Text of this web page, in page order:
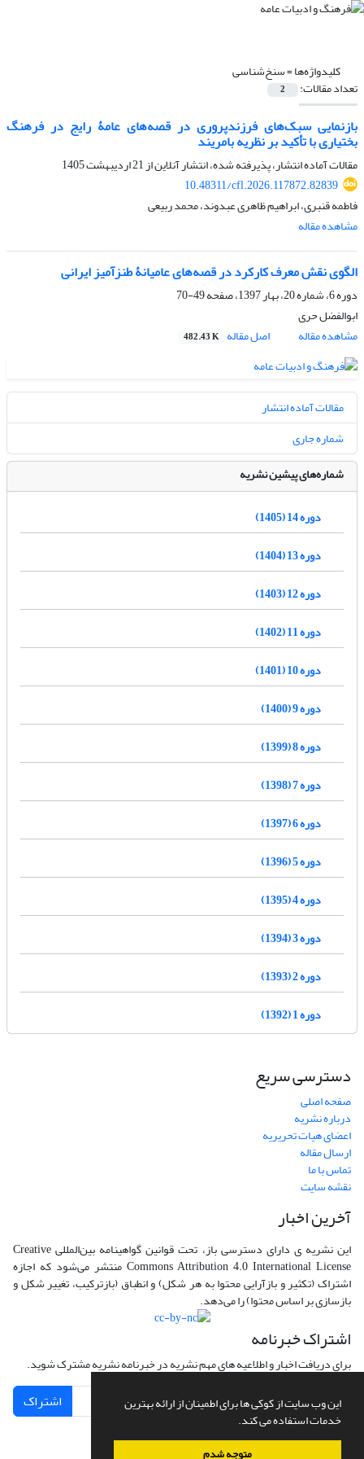
این وب سایت از کوکی ها برای اطمینان از ارائه بهترین
خدمات استفاده می کند.
متوجه شدم
کلیدواژه‌ها =سنخ‌شناسی
تعداد مقالات: 2
بازنمایی سبک‌های فرزندپروری در قصه‌های عامۀ رایج در فرهنگ
بختیاری با تأکید بر نظریه بامریند
مقالات آماده انتشار، پذیرفته شده، انتشار آنلاین از21 اردیبهشت 1405
10.48311/cfl.2026.117872.82839
فاطمه قنبری، ابراهیم ظاهری عبدوند، محمد ربیعی
مشاهده مقاله
الگوی نقش معرف کارکرد در قصه‌های عامیانۀ طنزآمیز ایرانی
دوره 6، شماره 20، بهار 1397، صفحه
49-70
ابوالفضل حری
مشاهده مقاله
اصل مقاله 482.43 K
مقالات آماده انتشار
شماره جاری
شماره‌های پیشین نشریه
دوره 14 (1405)
دوره 13 (1404)
دوره 12 (1403)
دوره 11 (1402)
دوره 10 (1401)
دوره 9 (1400)
دوره 8 (1399)
دوره 7 (1398)
دوره 6 (1397)
دوره 5 (1396)
دوره 4 (1395)
دوره 3 (1394)
دوره 2 (1393)
دوره 1 (1392)
دسترسی سریع
صفحه اصلی
درباره نشریه
اعضای هیات تحریریه
ارسال مقاله
تماس با ما
نقشه سایت
آخرین اخبار
این نشریه ی دارای دسترسی باز، تحت قوانین گواهینامه بین‌المللی Creative
Commons Attribution 4.0 International License منتشر می‌شود که اجازه
اشتراک (تکثیر و بازآرایی محتوا به هر شکل) و انطباق (بازترکیب، تغییر شکل و
بازسازی بر اساس محتوا) را می‌دهد.
اشتراک خبرنامه
برای دریافت اخبار و اطلاعیه های مهم نشریه در خبرنامه نشریه مشترک شوید.
اشتراک